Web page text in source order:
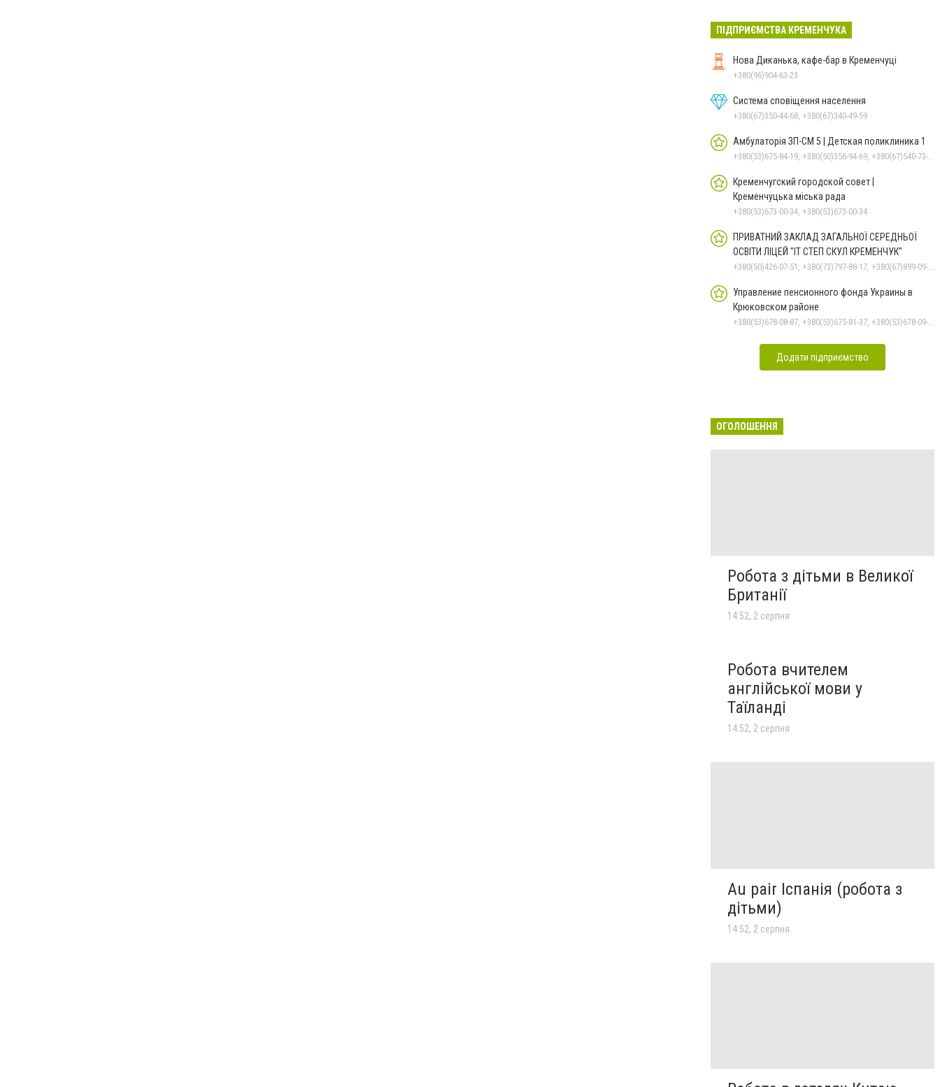
ПІДПРИЄМСТВА КРЕМЕНЧУКА
Нова Диканька, кафе-бар в Кременчуці
+380(96)904-63-23
Система сповіщення населення
+380(67)350-44-68, +380(67)340-49-59
Амбулаторія ЗП-СМ 5 | Детская поликлиника 1
+380(53)675-84-19, +380(50)356-94-69, +380(67)540-73-87
Кременчугский городской совет |
Кременчуцька міська рада
+380(53)673-00-34, +380(53)673-00-34
ПРИВАТНИЙ ЗАКЛАД ЗАГАЛЬНОЇ СЕРЕДНЬОЇ
ОСВІТИ ЛІЦЕЙ "ІТ СТЕП СКУЛ КРЕМЕНЧУК"
+380(50)426-07-51, +380(73)797-88-17, +380(67)899-09-16
Управление пенсионного фонда Украины в
Крюковском районе
+380(53)678-08-87, +380(53)675-81-37, +380(53)678-09-01, +380(53)675-81-32, +380(53)675-81-40, +380(53)675-81-33, +380(53)675-81-38, +380(53)675-81-31
Додати підприємство
ОГОЛОШЕННЯ
Робота з дітьми в Великої
Британії
14:52, 2 серпня
Робота вчителем
англійської мови у
Таїланді
14:52, 2 серпня
Au pair Іспанія (робота з
дітьми)
14:52, 2 серпня